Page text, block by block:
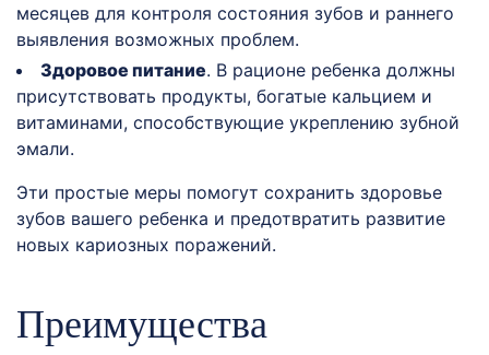
месяцев для контроля состояния зубов и раннего
выявления возможных проблем.
Здоровое питание. В рационе ребенка должны
присутствовать продукты, богатые кальцием и
витаминами, способствующие укреплению зубной
эмали.
Эти простые меры помогут сохранить здоровье
зубов вашего ребенка и предотвратить развитие
новых кариозных поражений.
Преимущества